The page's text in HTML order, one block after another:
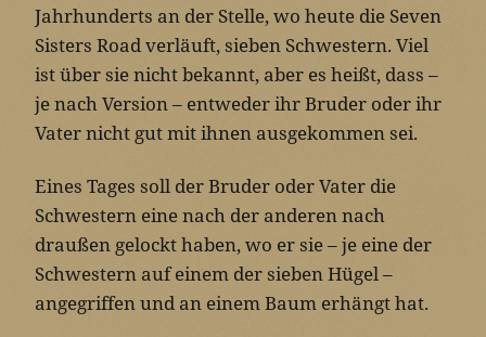
Jahrhunderts an der Stelle, wo heute die Seven
Sisters Road verläuft, sieben Schwestern. Viel
ist über sie nicht bekannt, aber es heißt, dass –
je nach Version – entweder ihr Bruder oder ihr
Vater nicht gut mit ihnen ausgekommen sei.
Eines Tages soll der Bruder oder Vater die
Schwestern eine nach der anderen nach
draußen gelockt haben, wo er sie – je eine der
Schwestern auf einem der sieben Hügel –
angegriffen und an einem Baum erhängt hat.